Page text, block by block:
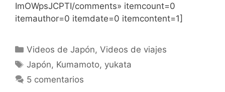
ImOWpsJCPTI/comments» itemcount=0
itemauthor=0 itemdate=0 itemcontent=1]
Categorías
Videos de Japón,Videos de viajes
Etiquetas
Japón, Kumamoto, yukata
5 comentarios